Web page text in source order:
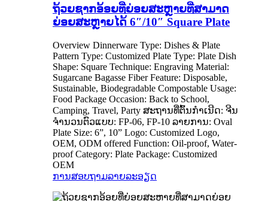
ຖ້ວຍຊາກອ້ອຍທີ່ຍ່ອຍສະຫຼາຍທີ່ສາມາດ
ຍ່ອຍສະຫຼາຍໄດ້ 6″/10″ Square Plate
Overview Dinnerware Type: Dishes & Plate
Pattern Type: Customized Plate Type: Plate Dish
Shape: Square Technique: Engraving Material:
Sugarcane Bagasse Fiber Feature: Disposable,
Sustainable, Biodegradable Compostable Usage:
Food Package Occasion: Back to School,
Camping, Travel, Party ສະຖານທີ່ຕົ້ນກໍາເນີດ: ຈີນ
ຈໍານວນຕົວແບບ: FP-06, FP-10 ລາຍການ: Oval
Plate Size: 6”, 10” Logo: Customized Logo,
OEM, ODM offered Function: Oil-proof, Water-
proof Category: Plate Package: Customized
OEM
ການສອບຖາມລາຍລະອຽດ